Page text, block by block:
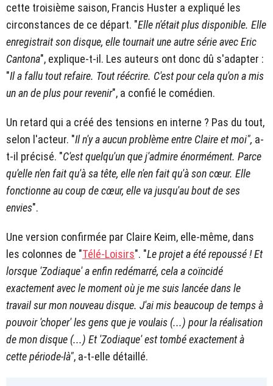
cette troisième saison, Francis Huster a expliqué les
circonstances de ce départ. "Elle n'était plus disponible. Elle
enregistrait son disque, elle tournait une autre série avec Eric
Cantona", explique-t-il. Les auteurs ont donc dû s'adapter :
"Il a fallu tout refaire. Tout réécrire. C'est pour cela qu'on a mis
un an de plus pour revenir", a confié le comédien.
Un retard qui a créé des tensions en interne ? Pas du tout,
selon l'acteur. "Il n'y a aucun problème entre Claire et moi", a-
t-il précisé. "C'est quelqu'un que j'admire énormément. Parce
qu'elle n'en fait qu'à sa tête, elle n'en fait qu'à son cœur. Elle
fonctionne au coup de cœur, elle va jusqu'au bout de ses
envies".
Une version confirmée par Claire Keim, elle-même, dans
les colonnes de "Télé-Loisirs". "Le projet a été repoussé ! Et
lorsque 'Zodiaque' a enfin redémarré, cela a coïncidé
exactement avec le moment où je me suis lancée dans le
travail sur mon nouveau disque. J'ai mis beaucoup de temps à
pouvoir 'choper' les gens que je voulais (...) pour la réalisation
de mon disque (...) Et 'Zodiaque' est tombé exactement à
cette période-là", a-t-elle détaillé.